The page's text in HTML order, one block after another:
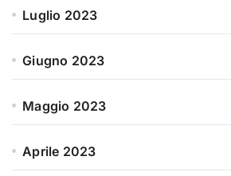
Luglio 2023
Giugno 2023
Maggio 2023
Aprile 2023